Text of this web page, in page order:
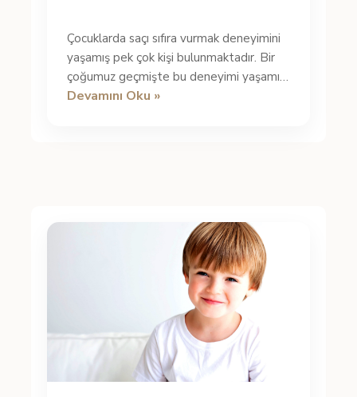
Çocuklarda saçı sıfıra vurmak deneyimini
yaşamış pek çok kişi bulunmaktadır. Bir
çoğumuz geçmişte bu deneyimi yaşamış
ya da bunun pek çok avantajı ...
Devamını Oku »